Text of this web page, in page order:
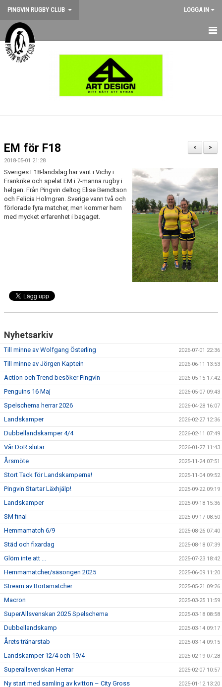
PINGVIN RUGBY CLUB LOGGA IN
HEM
BILDGALLERI
MEDLEMSKAP
MATCHER
ANTIDOPING
LIU GYMNASIUM-RUGBY
>
<
EM för F18
2018-05-01 21:28
Sveriges F18-landslag har varit i Vichy i
Frankrike och spelat EM i 7-manna rugby i
helgen. Från Pingvin deltog Elise Berndtson
och Felicia Holmgren. Sverige vann två och
förlorade fyra matcher, men kommer hem
med mycket erfarenhet i bagaget.
Nyhetsarkiv
Till minne av Wolfgang Österling 2026-07-01 22:36
Till minne av Jörgen Kaptein 2026-06-11 13:53
Action och Trend besöker Pingvin 2026-05-15 17:42
Penguins 16 Maj 2026-05-07 09:43
Spelschema herrar 2026 2026-04-28 16:07
Landskamper 2026-02-27 12:36
Dubbellandskamper 4/4 2026-02-11 07:49
Vår DoR slutar 2026-01-27 11:43
Årsmöte 2025-11-24 07:51
Stort Tack för Landskamperna! 2025-11-04 09:52
Pingvin Startar Läxhjälp! 2025-09-22 09:19
Landskamper 2025-09-18 15:36
SM final 2025-09-17 08:50
Hemmamatch 6/9 2025-08-26 07:40
Städ och fixardag 2025-08-18 07:39
Glöm inte att ... 2025-07-23 18:42
Hemmamatcher/säsongen 2025 2025-06-09 11:20
Stream av Bortamatcher 2025-05-21 09:26
Macron 2025-03-25 11:59
SuperAllsvenskan 2025 Spelschema 2025-03-18 08:58
Dubbellandskamp 2025-03-14 09:17
Årets tränarstab 2025-03-14 09:15
Landskamper 12/4 och 19/4 2025-02-19 07:28
Superallsvenskan Herrar 2025-02-07 10:57
Ny start med samling av kvitton – City Gross 2025-01-12 13:20